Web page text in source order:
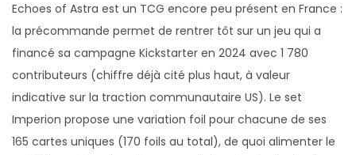
Echoes of Astra est un TCG encore peu présent en France :
la précommande permet de rentrer tôt sur un jeu qui a
financé sa campagne Kickstarter en 2024 avec 1 780
contributeurs (chiffre déjà cité plus haut, à valeur
indicative sur la traction communautaire US). Le set
Imperion propose une variation foil pour chacune de ses
165 cartes uniques (170 foils au total), de quoi alimenter le